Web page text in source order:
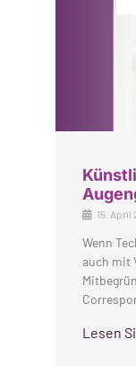
15. April
Wenn
auch mit
Lesen